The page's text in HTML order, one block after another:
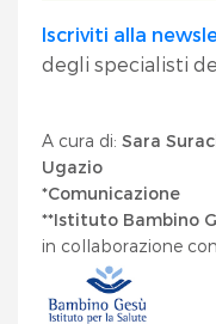
Iscriviti alla
degli specialisti
A cura di: Sara
Ugazio
*Comunicazione
**Istituto Bambino
in collaborazione